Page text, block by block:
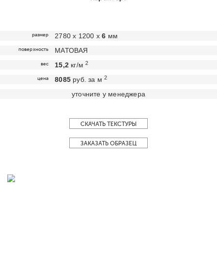
размер 2780 х 1200 х6 мм
поверхность МАТОВАЯ
вес 15,2 кг/м2
цена 8085 руб. за м2
уточните у менеджера
СКАЧАТЬ ТЕКСТУРЫ
ЗАКАЗАТЬ ОБРАЗЕЦ